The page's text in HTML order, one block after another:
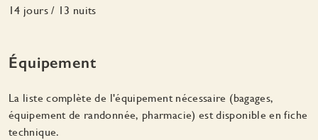
14 jours / 13 nuits
Équipement
La liste complète de l'équipement nécessaire (bagages,
équipement de randonnée, pharmacie) est disponible en fiche
technique.